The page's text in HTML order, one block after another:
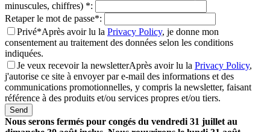
minuscules, chiffres) *:
Retaper le mot de passe*:
Privé*Après avoir lu la Privacy Policy, je donne mon
consentement au traitement des données selon les conditions
indiquées.
Je veux recevoir la newsletterAprès avoir lu la Privacy Policy,
j'autorise ce site à envoyer par e-mail des informations et des
communications promotionnelles, y compris la newsletter, faisant
référence à des produits et/ou services propres et/ou tiers.
Send
Nous serons fermés pour congés du vendredi 31 juillet au